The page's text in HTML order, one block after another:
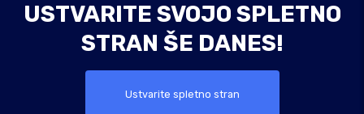
USTVARITE SVOJO SPLETNO
STRAN ŠE DANES!
Ustvarite spletno stran